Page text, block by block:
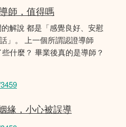
師，值得嗎
解說 都是「感覺良好、安慰
」。 上一個所謂認證導師
什麼？ 畢業後真的是導師？
緣，小心被誤導